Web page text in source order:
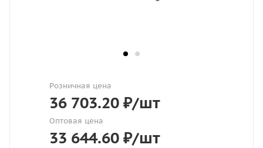
Розничная цена
36 703.20 ₽/шт
Оптовая цена
33 644.60 ₽/шт